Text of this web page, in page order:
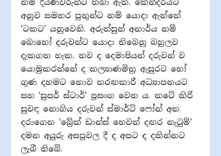
අනුව සමහර පුතුන්ට නම් යොදා ඇත්තේ
‘ටකට’ යනුවෙනි. අරුත්සුන් අනාර්ය නම්
බොහෝ දරුවන්ට යොදා තිබෙනු බහුලව
දැකගත හැක. තව ද දෙමාපියන් දරුවන් ව
යොමුකරන්නේ ද කල්‍යාණමිත්‍ර ඇසුරට හෝ
ගුණ දහමට නොව තරඟකාරී අධ්‍යාපනයට
සහ ‘සුපර් ස්ටාර්’ ප්‍රසංග වෙත ය. කටේ කිරි
සුවඳ නොගිය දරුවන් ස්මාර්ට් ෆෝන් අත
දරාගෙන ‘බ්‍රේක් ඩාන්ස් හෙවත් දඟර නැටුම්’
දමන අයුරු අසපුවල දී ද අපට ද දකින්නට
ලැබී තිබේ.